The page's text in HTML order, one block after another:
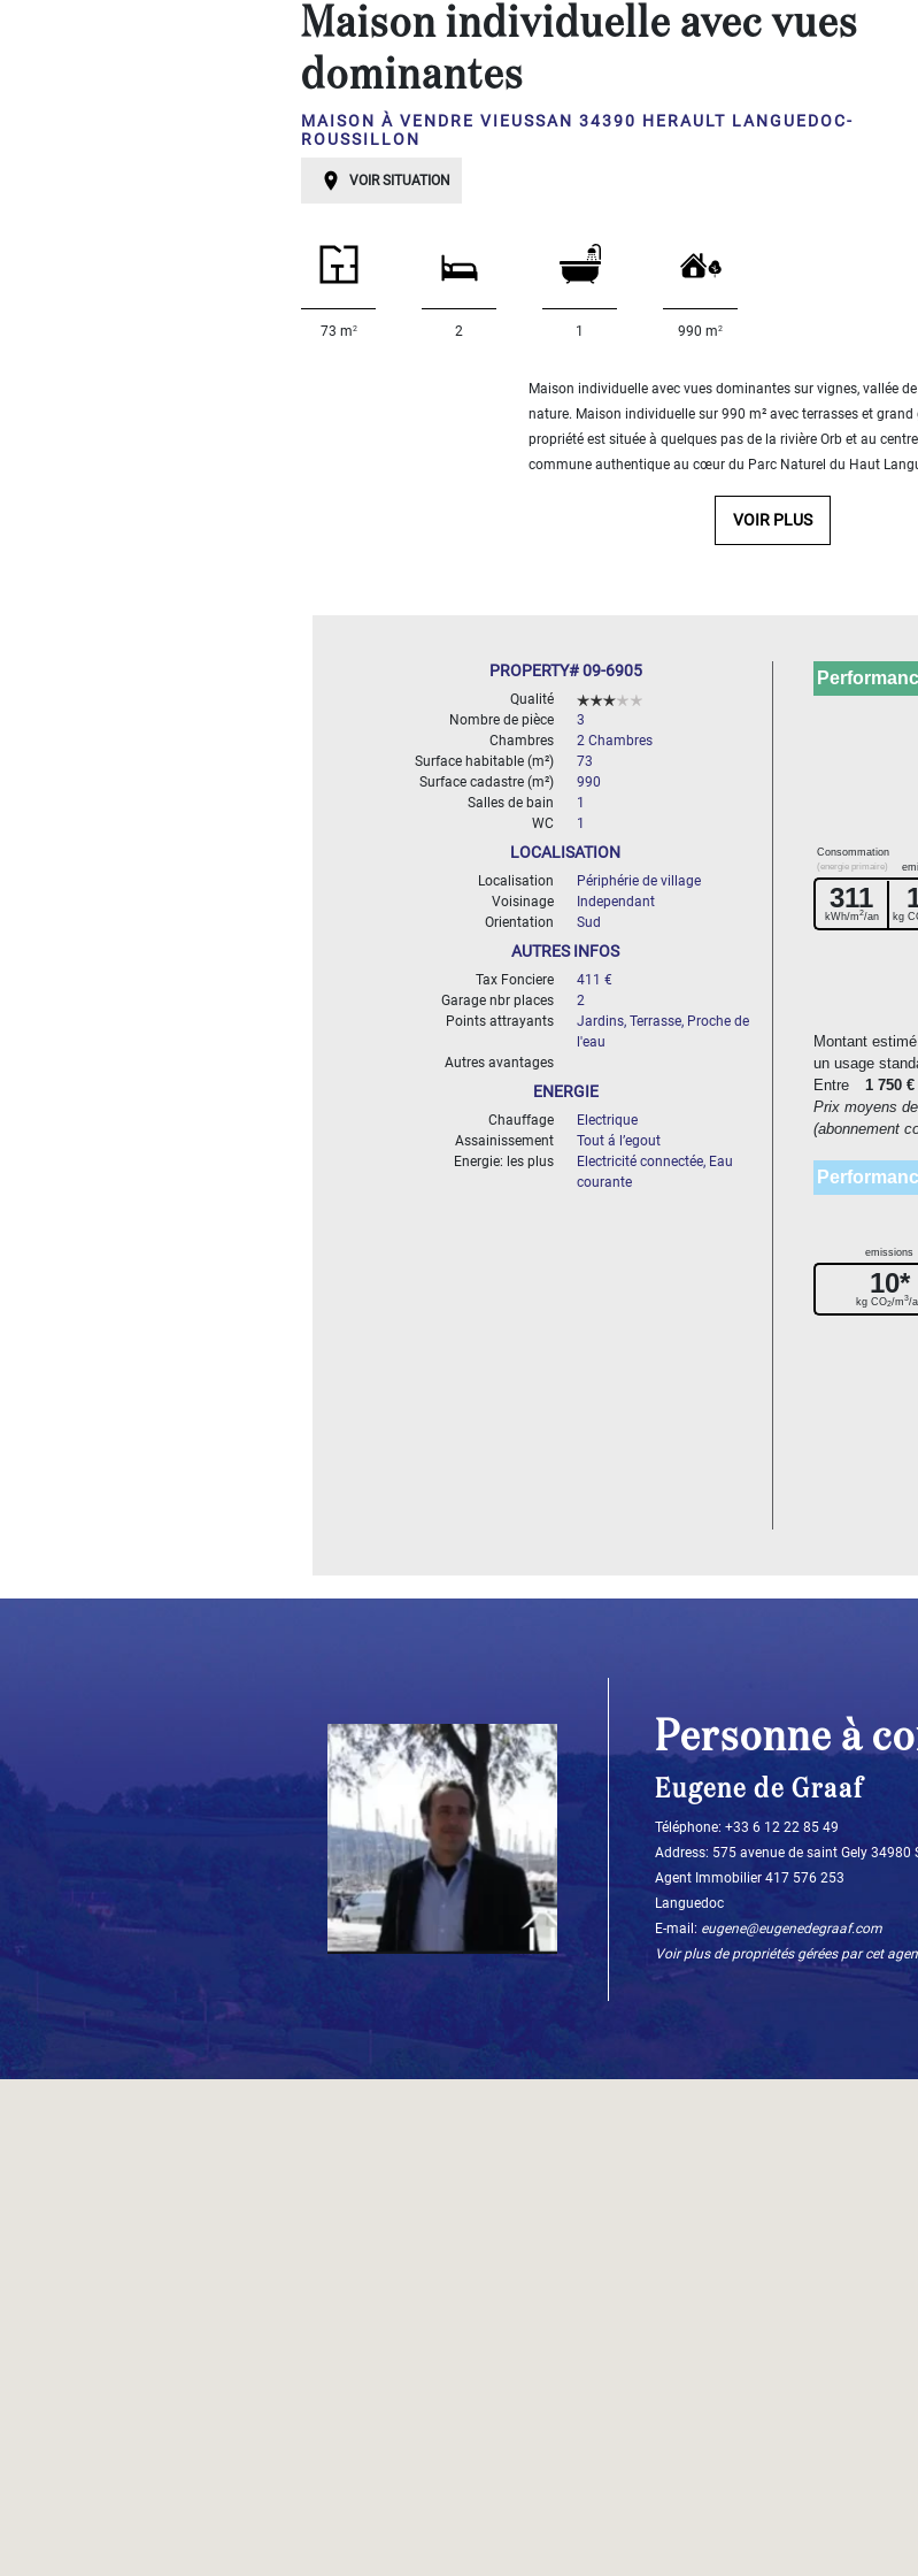
Maison individuelle avec vues
dominantes
MAISON À VENDRE VIEUSSAN 34390 HERAULT LANGUEDOC-
ROUSSILLON
VOIR SITUATION
73 m2 2 1 990 m2
Maison individuelle avec vues dominantes sur vignes, vallée de
nature. Maison individuelle sur 990 m² avec terrasses et grand
propriété est située à quelques pas de la rivière Orb et au
commune authentique au cœur du Parc Naturel du Haut
VOIR PLUS
PROPERTY# 09-6905
Qualité
Nombre de pièce
3
Chambres
2 Chambres
Surface habitable (m²)
73
Surface cadastre (m²)
990
Salles de bain
1
WC
1
LOCALISATION
Localisation
Périphérie de village
Voisinage
Independant
Orientation
Sud
AUTRES INFOS
Tax Fonciere
411 €
Garage nbr places
2
Points attrayants
Jardins, Terrasse, Proche de
l'eau
Autres avantages
ENERGIE
Chauffage
Electrique
Assainissement
Tout á l’egout
Energie: les plus
Electricité connectée, Eau
courante
Consommation
(energie primaire)
311
kWh/m2/an kg
Montant
un usage
Entre
1 750 €
Prix moyens
(abonnement
emissions
10*
kg CO2/m3/
Personne à
Eugene de Graaf
Téléphone: +33 6 12 22 85 49‬
Address: 575 avenue de saint Gely 34980
Agent Immobilier 417 576 253
Languedoc
E-mail: eugene@eugenedegraaf.com
Voir plus de propriétés gérées par cet